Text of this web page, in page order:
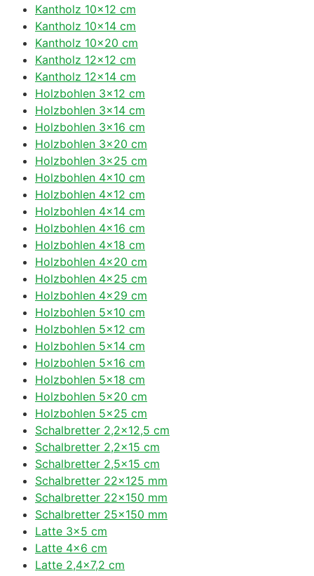
Kantholz 10×12 cm
Kantholz 10×14 cm
Kantholz 10×20 cm
Kantholz 12×12 cm
Kantholz 12×14 cm
Holzbohlen 3×12 cm
Holzbohlen 3×14 cm
Holzbohlen 3×16 cm
Holzbohlen 3×20 cm
Holzbohlen 3×25 cm
Holzbohlen 4×10 cm
Holzbohlen 4×12 cm
Holzbohlen 4×14 cm
Holzbohlen 4×16 cm
Holzbohlen 4×18 cm
Holzbohlen 4×20 cm
Holzbohlen 4×25 cm
Holzbohlen 4×29 cm
Holzbohlen 5×10 cm
Holzbohlen 5×12 cm
Holzbohlen 5×14 cm
Holzbohlen 5×16 cm
Holzbohlen 5×18 cm
Holzbohlen 5×20 cm
Holzbohlen 5×25 cm
Schalbretter 2,2×12,5 cm
Schalbretter 2,2×15 cm
Schalbretter 2,5×15 cm
Schalbretter 22×125 mm
Schalbretter 22×150 mm
Schalbretter 25×150 mm
Latte 3×5 cm
Latte 4×6 cm
Latte 2,4×7,2 cm